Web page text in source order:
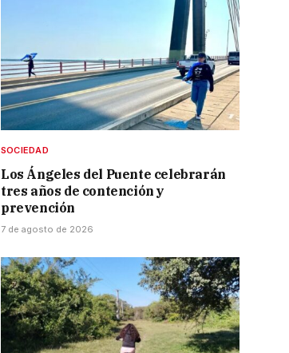
SOCIEDAD
Los Ángeles del Puente celebrarán
tres años de contención y
prevención
7 de agosto de 2026